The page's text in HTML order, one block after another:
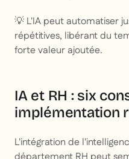
💡 L'IA peut automatiser
répétitives, libérant du
forte valeur ajoutée.
IA et RH : six
implémentation
L'intégration de